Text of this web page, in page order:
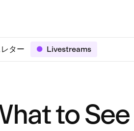
ター Livestreams
to